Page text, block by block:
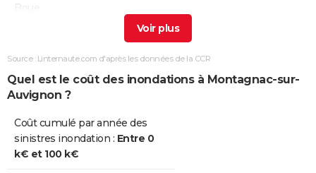
Boue
et/ou
Boue
08/09/2021 10/09/2021
et/ou
Coulées de
Boue
Source : Linternaute.com d'après les données de la CCR
Quel est le coût des inondations à Montagnac-sur-
Auvignon ?
Coût cumulé par année des
sinistres inondation : Entre 0
k€ et 100 k€